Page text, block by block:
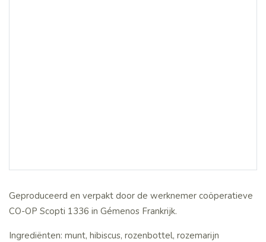
Geproduceerd en verpakt door de werknemer coöperatieve
CO-OP Scopti 1336 in Gémenos Frankrijk.
Ingrediënten: munt, hibiscus, rozenbottel, rozemarijn